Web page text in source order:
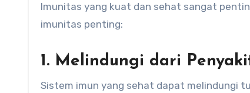
Imunitas yang kuat dan sehat sangat
imunitas penting:
1. Melindungi dari
Sistem imun yang sehat dapat melindungi